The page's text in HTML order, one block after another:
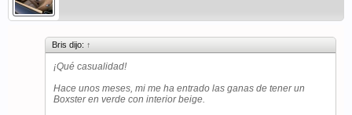
Bris dijo: ↑
¡Qué casualidad!
Hace unos meses, mi me ha entrado las ganas de tener un
Boxster en verde con interior beige.